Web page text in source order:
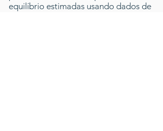
equilíbrio estimadas usando dados de